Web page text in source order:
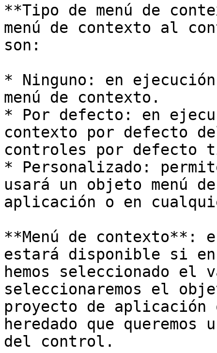
**Tipo de menú de
menú de contexto al
son:
* Ninguno: en
menú de contexto.
* Por defecto: en
contexto por defecto
controles por defecto
* Personalizado:
usará un objeto menú
aplicación o en
**Menú de contexto**:
estará disponible si
hemos seleccionado
seleccionaremos el
proyecto de aplicación
heredado que queremos
del control.